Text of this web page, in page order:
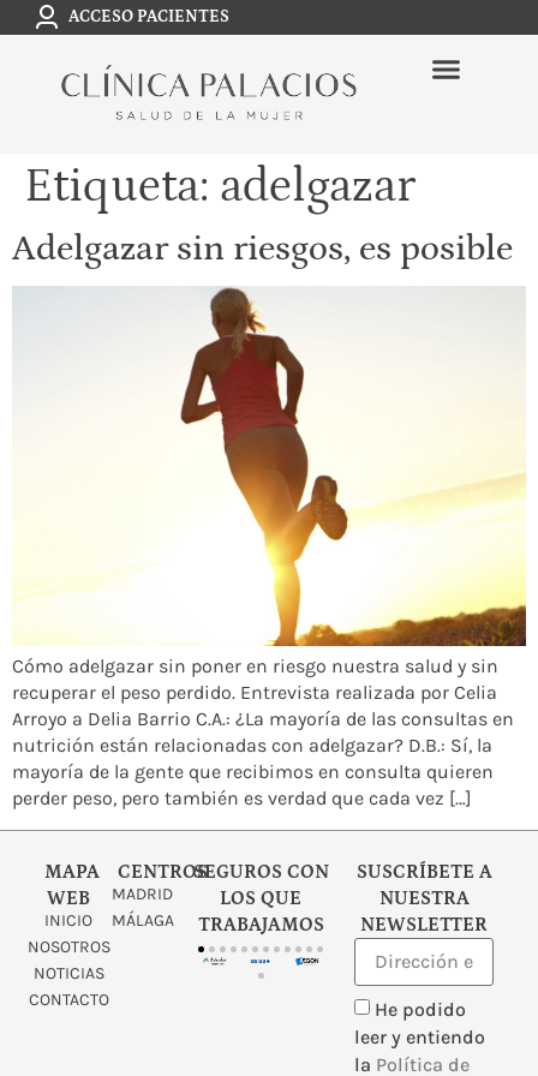
ACCESO PACIENTES
Etiqueta: adelgazar
Adelgazar sin riesgos, es posible
Cómo adelgazar sin poner en riesgo nuestra salud y sin
recuperar el peso perdido. Entrevista realizada por Celia
Arroyo a Delia Barrio C.A.: ¿La mayoría de las consultas en
nutrición están relacionadas con adelgazar? D.B.: Sí, la
mayoría de la gente que recibimos en consulta quieren
perder peso, pero también es verdad que cada vez […]
MAPA
WEB
INICIO
NOSOTROS
NOTICIAS
CONTACTO
CENTROS
MADRID
MÁLAGA
SEGUROS CON
LOS QUE
TRABAJAMOS
SUSCRÍBETE A
NUESTRA
NEWSLETTER
He podido
leer y entiendo
la Política de